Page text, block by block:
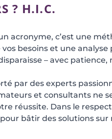
? H.I.C.
acronyme, c’est une
besoins et une
– avec
par des experts
et consultants ne
réussite. Dans le
bâtir des solutions sur